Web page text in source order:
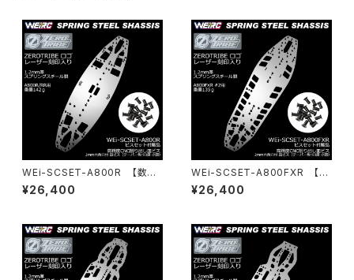
WEi-SCSET-A800R 【数量
限定】スプリングスチールシャー
シ＆ビスセット A800R/RR用
¥26,400
WEi-SCSET-A800FXR 【数
量限定】スプリングスチールシャ
ーシ＆ビスセット A800FXR用
¥26,400